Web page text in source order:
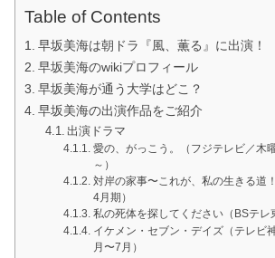
Table of Contents
早坂美海は朝ドラ『風、薫る』に出演！
早坂美海のwikiプロフィール
早坂美海が通う大学はどこ？
早坂美海の出演作品をご紹介
出演ドラマ
愛の、がっこう。（フジテレビ／木
～）
対岸の家事〜これが、私の生きる道
4月期）
私の死体を探してください（BSテレ
イケメン・セブン・デイズ（テレビ
月〜7月）